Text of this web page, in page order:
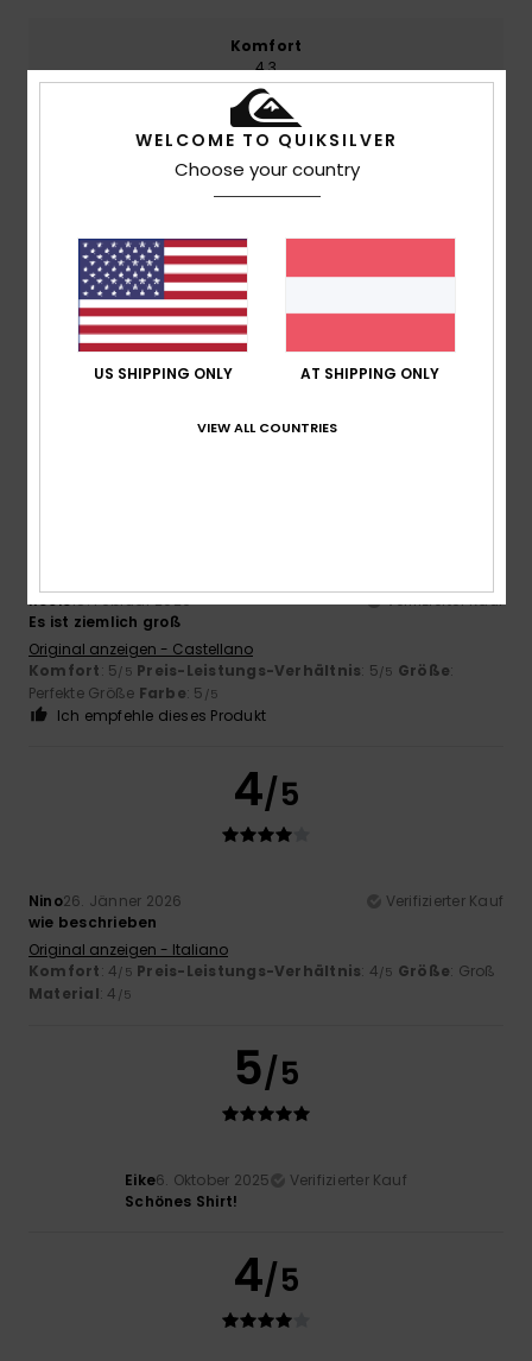
Komfort
4.3
Preis-Leistungs-Verhältnis
4.3
Größe
Zu klein Zu groß
Material
Farbe
Rocio18. Februar 2026
Verifizierter Kauf
Es ist ziemlich groß
Original anzeigen - Castellano
Komfort: 5/5 Preis-Leistungs-Verhältnis: 5/5 Größe:
Perfekte Größe Farbe: 5 /5
Ich empfehle dieses Produkt
4/5
Nino26. Jänner 2026
Verifizierter Kauf
wie beschrieben
Original anzeigen - Italiano
Komfort: 4/5 Preis-Leistungs-Verhältnis: 4/5 Größe: Groß
Material: 4 /5
5/5
Eike6. Oktober 2025
Verifizierter Kauf
Schönes Shirt!
4/5
WELCOME TO QUIKSILVER
Choose your country
US SHIPPING ONLY AT SHIPPING ONLY
VIEW ALL COUNTRIES